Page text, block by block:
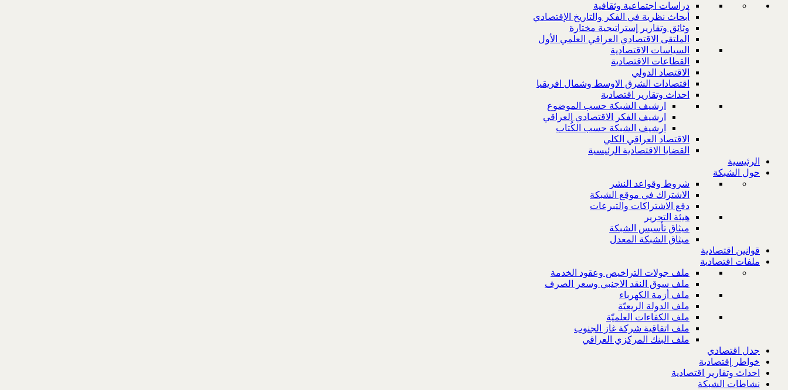
دراسات اجتماعية وثقافية
أبحاث نظرية في الفكر والتاريخ الإقتصادي
وثائق وتقارير إستراتيجية مختارة
الملتقى الاقتصادي العراقي العلمي الأول
السياسات الاقتصادية
القطاعات الاقتصادية
الاقتصاد الدولي
اقتصادات الشرق الاوسط وشمال افريقيا
احداث وتقارير اقتصادية
ارشيف الشبكة حسب الموضوع
ارشيف الفكر الاقتصادي العراقي
ارشيف الشبكة حسب الكُتاب
الاقتصاد العراقي الكلي
القضايا الاقتصادية الرئيسية
الرئيسية
حول الشبكة
شروط وقواعد النشر
الاشتراك في موقع الشبكة
دفع الاشتراكات والتبرعات
هيئة التحرير
ميثاق تأسيس الشبكة
ميثاق الشبكة المعدل
قوانين اقتصادية
ملفات اقتصادية
ملف جولات التراخيص وعقود الخدمة
ملف سوق النقد الاجنبي وسعر الصرف
ملف أزمة الكهرباء
ملف الدولة الريعيّة
ملف الكفاءات العلميّة
ملف اتفاقية شركة غاز الجنوب
ملف البنك المركزي العراقي
جدل اقتصادي
خواطر إقتصادية
احداث وتقارير اقتصادية
نشاطات الشبكة